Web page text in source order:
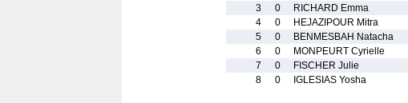
3
0 RICHARD Emma
4
0 HEJAZIPOUR Mitra
5
0 BENMESBAH Natacha
6
0 MONPEURT Cyrielle
7
0 FISCHER Julie
8
0 IGLESIAS Yosha